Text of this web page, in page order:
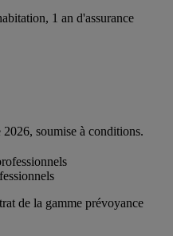
1 an d'assurance
soumise à conditions.
de la gamme prévoyance